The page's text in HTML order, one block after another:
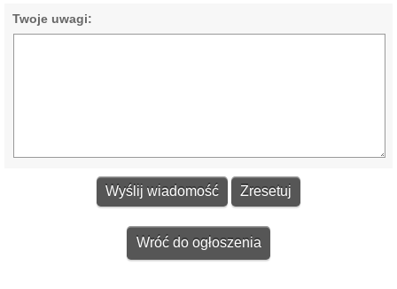
Twoje uwagi:
Wróć do ogłoszenia